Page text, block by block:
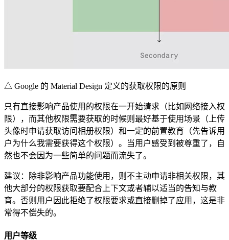
△ Google 的 Material Design 定义的获取权限的原则
只有直接影响产品使用的权限在一开始请求（比如网络接入权
限），而其他权限需要获取的时候则最好基于使用场景（上传
头像时申请获取访问相册权限）和一定的前置教育（先告诉用
户为什么我需要获得这个权限）。当用户感受到被尊重了，自
然也不会因为一些简单的问题而流失了。
建议：除非影响产品功能使用，则不主动申请非相关权限，其
他大部分的权限获取要配合上下文或者辅以适当的告知与教
育。否则用户因此拒绝了权限要求或直接删掉了应用，这是非
常得不偿失的。
用户等级